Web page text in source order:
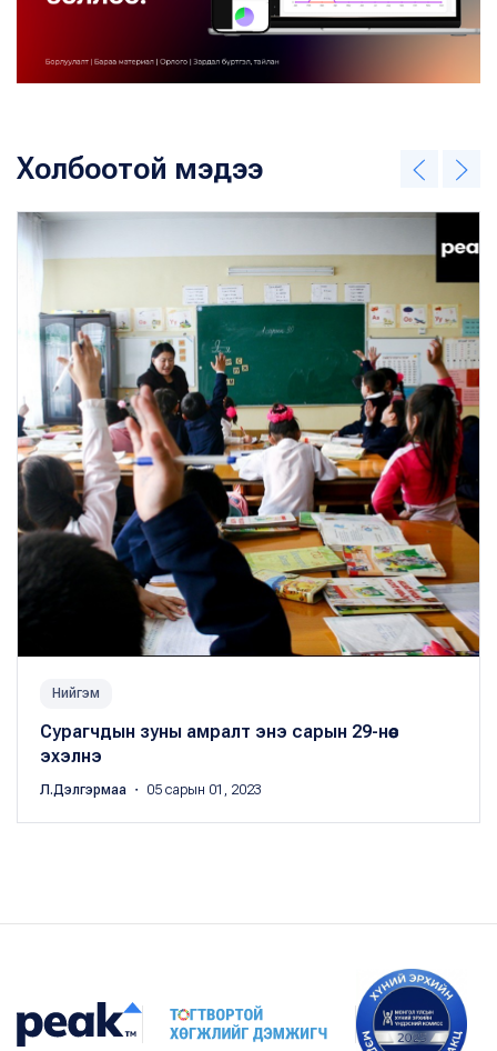
Холбоотой мэдээ
Нийгэм
Сурагчдын зуны амралт энэ сарын 29-нөөс
эхэлнэ
Л.Дэлгэрмаа ・ 05 сарын 01, 2023